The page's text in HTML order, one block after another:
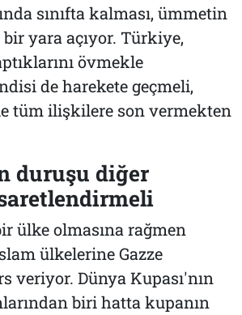
sınıfta kalması, ümmetin
yara açıyor. Türkiye,
övmekle
de harekete geçmeli,
tüm ilişkilere son vermekten
duruşu diğer
ülke olmasına rağmen
ülkelerine Gazze
veriyor. Dünya Kupası'nın
biri hatta kupanın